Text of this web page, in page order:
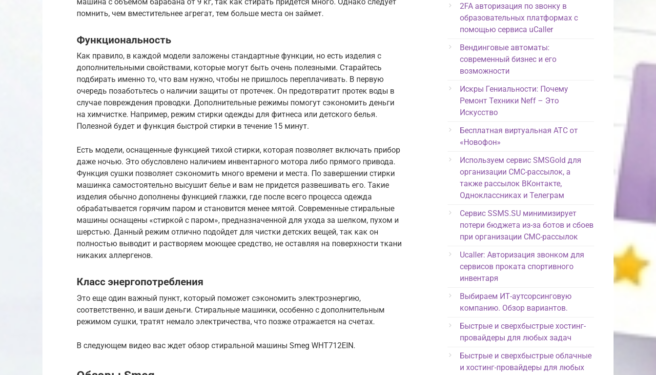
помнить, чем вместительнее агрегат, тем больше места он займет.
Функциональность
Как правило, в каждой модели заложены стандартные функции, но есть изделия с
дополнительными свойствами, которые могут быть очень полезными. Старайтесь
подбирать именно то, что вам нужно, чтобы не пришлось переплачивать. В первую
очередь позаботьтесь о наличии защиты от протечек. Он предотвратит протек воды в
случае повреждения проводки. Дополнительные режимы помогут сэкономить деньги
на химчистке. Например, режим стирки одежды для фитнеса или детского белья.
Полезной будет и функция быстрой стирки в течение 15 минут.
Есть модели, оснащенные функцией тихой стирки, которая позволяет включать прибор
даже ночью. Это обусловлено наличием инвентарного мотора либо прямого привода.
Функция сушки позволяет сэкономить много времени и места. По завершении стирки
машинка самостоятельно высушит белье и вам не придется развешивать его. Такие
изделия обычно дополнены функцией глажки, где после всего процесса одежда
обрабатывается горячим паром и становится менее мятой. Современные стиральные
машины оснащены «стиркой с паром», предназначенной для ухода за шелком, пухом и
шерстью. Данный режим отлично подойдет для чистки детских вещей, так как он
полностью выводит и растворяем моющее средство, не оставляя на поверхности ткани
никаких аллергенов.
Класс энергопотребления
Это еще один важный пункт, который поможет сэкономить электроэнергию,
соответственно, и ваши деньги. Стиральные машинки, особенно с дополнительным
режимом сушки, тратят немало электричества, что позже отражается на счетах.
В следующем видео вас ждет обзор стиральной машины Smeg WHT712EIN.
2FA авторизация по звонку в
образовательных платформах с
помощью сервиса uCaller
Вендинговые автоматы:
современный бизнес и его
возможности
Искры Гениальности: Почему
Ремонт Техники Neff – Это
Искусство
Бесплатная виртуальная АТС от
«Новофон»
Используем сервис SMSGold для
организации СМС-рассылок, а
также рассылок ВКонтакте,
Одноклассниках и Телеграм
Сервис SSMS.SU минимизирует
потери бюджета из-за ботов и сбоев
при организации СМС-рассылок
Ucaller: Авторизация звонком для
сервисов проката спортивного
инвентаря
Выбираем ИТ-аутсорсинговую
компанию. Обзор вариантов.
Быстрые и сверхбыстрые хостинг-
провайдеры для любых задач
Быстрые и сверхбыстрые облачные
и хостинг-провайдеры для любых